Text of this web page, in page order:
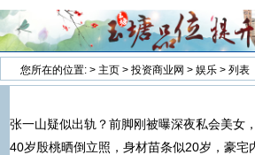
您所在的位置: > 主页 > 投资商业网 > 娱乐 > 列表
张一山疑似出轨？前脚刚被曝深夜私会美女
40岁殷桃晒倒立照，身材苗条似20岁，豪宅